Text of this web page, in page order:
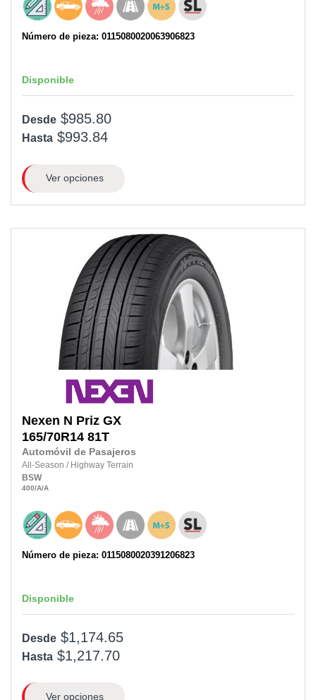
Número de pieza: 0115080020063906823
Disponible
Desde $985.80
Hasta $993.84
Ver opciones
Nexen N Priz GX
165/70R14 81T
Automóvil de Pasajeros
All-Season / Highway Terrain
BSW
400/A/A
Número de pieza: 0115080020391206823
Disponible
Desde $1,174.65
Hasta $1,217.70
Ver opciones